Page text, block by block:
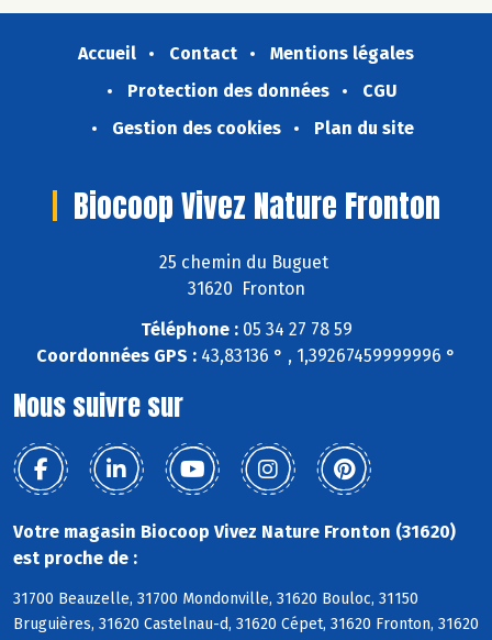
Accueil Contact
Mentions légales
Protection des données
CGU
Gestion des cookies
Plan du site
Biocoop Vivez Nature Fronton
25 chemin du Buguet
31620 Fronton
Téléphone :05 34 27 78 59
Coordonnées GPS : 43,83136 ° , 1,39267459999996 °
Nous suivre sur
Votre magasin Biocoop Vivez Nature Fronton (31620)
est proche de :
31700 Beauzelle, 31700 Mondonville, 31620 Bouloc, 31150
Bruguières, 31620 Castelnau-d, 31620 Cépet, 31620 Fronton, 31620